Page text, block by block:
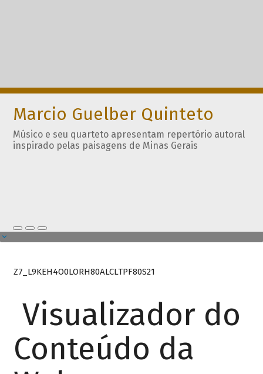
Marcio Guelber Quinteto
Músico e seu quarteto apresentam repertório autoral
inspirado pelas paisagens de Minas Gerais
Z7_L9KEH4O0LORH80ALCLTPF80S21
Visualizador do
Conteúdo da